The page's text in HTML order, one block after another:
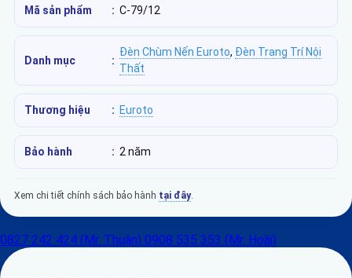
Mã sản phẩm : C-79/12
Danh mục :
Đèn Chùm Nến Euroto, Đèn Trang Trí Nội
Thất
Thương hiệu : Euroto
Bảo hành : 2 năm
Xem chi tiết chính sách bảo hành tại đây.
0827 242 424 (Mr. Thuận) 0908 535 353 (Mr. Hoài)